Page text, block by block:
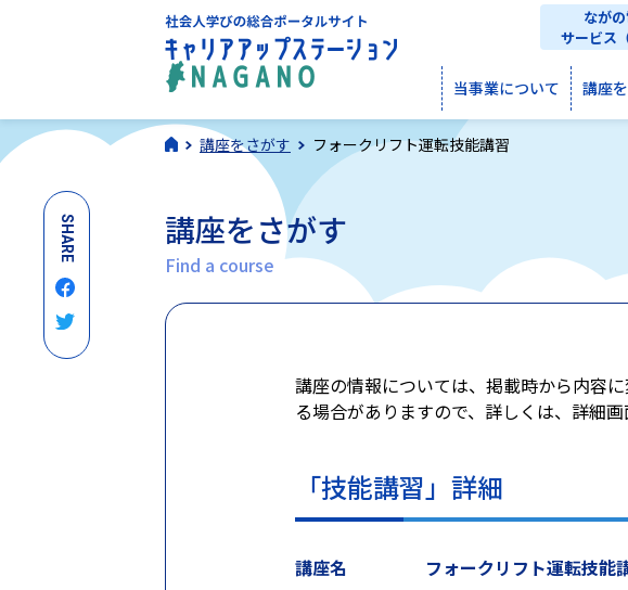
当事業について 講座
なが
サービス
講座をさがす フォークリフト運転技能講習
講座をさがす
Find a course
講座の情報については、掲載時から内容
る場合がありますので、詳しくは、詳細
「技能講習」詳細
講座名
フォークリフト運転技能
SHARE